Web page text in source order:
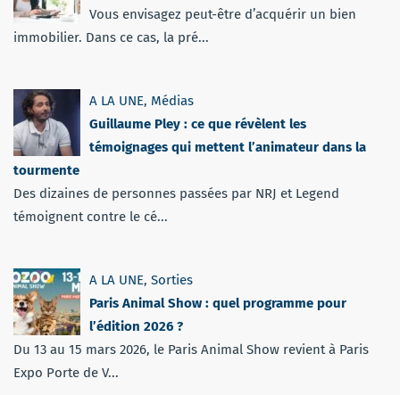
Vous envisagez peut-être d’acquérir un bien
immobilier. Dans ce cas, la pré...
A LA UNE, Médias
Guillaume Pley : ce que révèlent les
témoignages qui mettent l’animateur dans la
tourmente
Des dizaines de personnes passées par NRJ et Legend
témoignent contre le cé...
A LA UNE, Sorties
Paris Animal Show : quel programme pour
l’édition 2026 ?
Du 13 au 15 mars 2026, le Paris Animal Show revient à Paris
Expo Porte de V...